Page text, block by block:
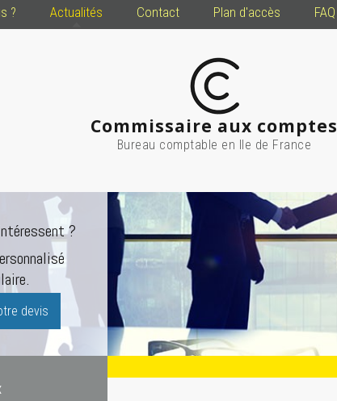
? Actualités Contact Plan d'accès FAQ
Commissaire aux comptes
Bureau comptable en Ile de France
?
devis